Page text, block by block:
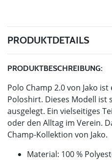
PRODUKTDETAILS
PRODUKTBESCHREIBUNG:
Polo Champ 2.0 von Jako
Poloshirt. Dieses Modell ist
ausgelegt. Ein vielseitiges
oder den Alltag im Verein.
Champ-Kollektion von Jako.
Material: 100 %